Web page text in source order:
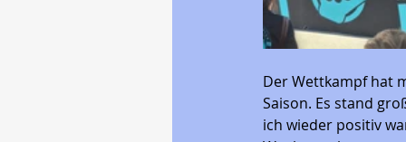
Der Wettkampf hat
Saison. Es stand
ich wieder positiv